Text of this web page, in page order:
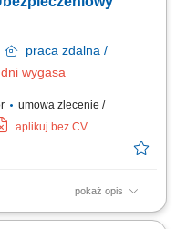
oferty
Twoim zadaniem
praca zdalna /
wygasa
umowa zlecenie /
aplikuj bez CV
pokaż opis